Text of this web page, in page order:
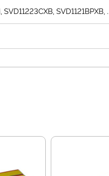
SVD1121BPXB,